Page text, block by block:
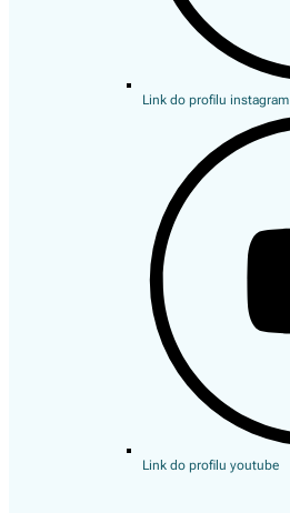
Link do profilu instagram
Link do profilu youtube